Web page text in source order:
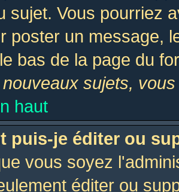
sujet. Vous pourriez
poster un message,
bas de la page du
sujets,
haut
puis-je éditer ou
vous soyez
éditer ou